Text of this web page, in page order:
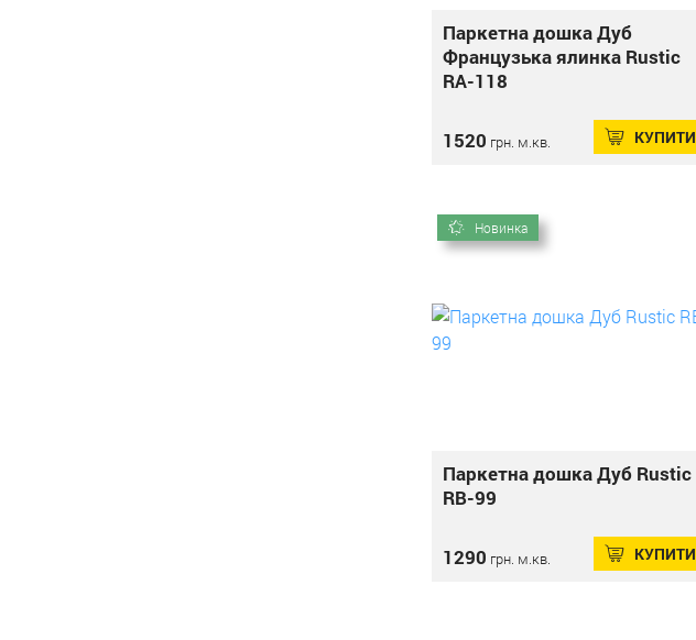
Паркетна дошка Дуб
Французька ялинка Rustic
RA-118
1520 грн. м.кв. КУПИТИ
Новинка
Паркетна дошка Дуб Rustic
RB-99
1290 грн. м.кв. КУПИТИ